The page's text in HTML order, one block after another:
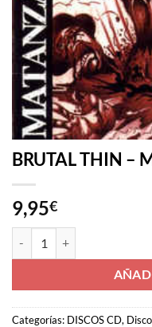
BRUTAL THIN –
9,95€
Categorías: DISCOS CD,